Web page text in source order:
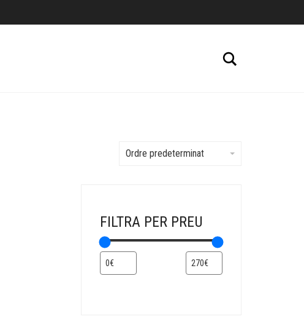
Ordre predeterminat
FILTRA PER PREU